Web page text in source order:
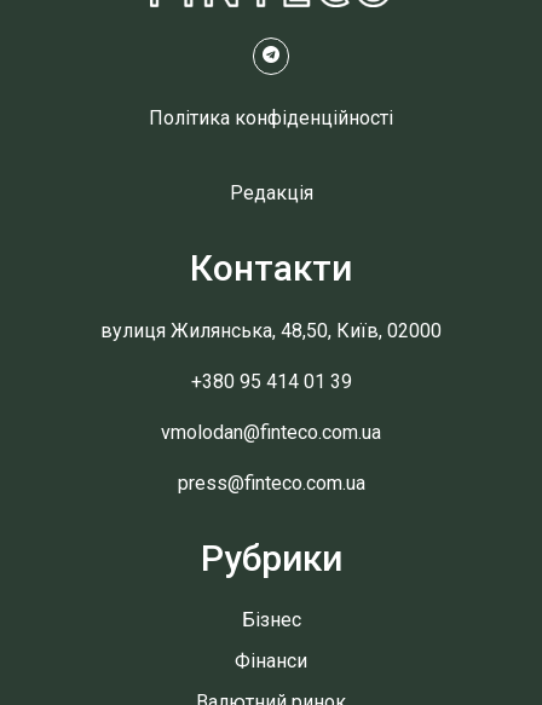
Політика конфіденційності
Редакція
Контакти
вулиця Жилянська, 48,50, Київ, 02000
+380 95 414 01 39
vmolodan@finteco.com.ua
press@finteco.com.ua
Рубрики
Бізнес
Фінанси